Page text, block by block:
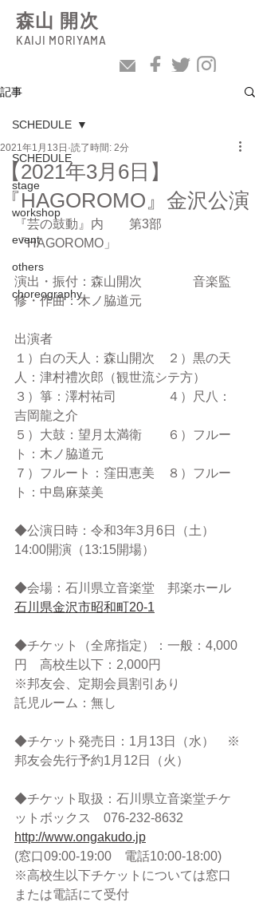
森山 開次
KAIJI MORIYAMA
記事
SCHEDULE
stage
workshop
event
others
choreography
SCHEDULE
【2021年3月6日】
『HAGOROMO』金沢公演
2021年1月13日 読了時間: 2分
『芸の鼓動』内　　第3部
「HAGOROMO」
演出・振付：森山開次　　　　音楽監
修・作曲：木ノ脇道元
出演者
１）白の天人：森山開次　２）黒の天
人：津村禮次郎（観世流シテ方）
３）箏：澤村祐司　　　　４）尺八：
吉岡龍之介
５）大鼓：望月太満衛　　６）フルー
ト：木ノ脇道元
７）フルート：窪田恵美　８）フルー
ト：中島麻菜美
◆公演日時：令和3年3月6日（土）
14:00開演（13:15開場）
◆会場：石川県立音楽堂　邦楽ホール
石川県金沢市昭和町20-1
◆チケット（全席指定）：一般：4,000
円　高校生以下：2,000円
※邦友会、定期会員割引あり
託児ルーム：無し
◆チケット発売日：1月13日（水）　※
邦友会先行予約1月12日（火）
◆チケット取扱：石川県立音楽堂チケ
ットボックス　076-232-8632
http://www.ongakudo.jp
(窓口09:00-19:00　電話10:00-18:00)
※高校生以下チケットについては窓口
または電話にて受付